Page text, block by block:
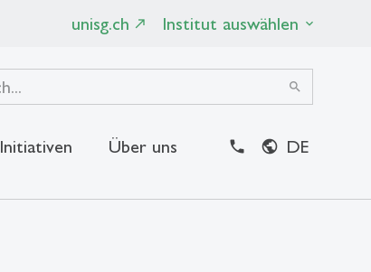
unisg.ch Institut auswählen
search
Initiativen Über uns DE